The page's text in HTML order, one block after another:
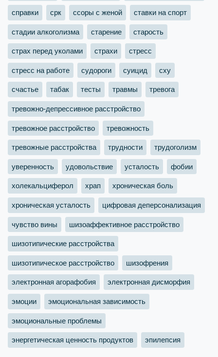
справки срк ссоры с женой ставки на спорт
стадии алкоголизма старение старость
страх перед уколами страхи стресс
стресс на работе судороги суицид сху
счастье табак тесты травмы тревога
тревожно-депрессивное расстройство
тревожное расстройство тревожность
тревожные расстройства трудности трудоголизм
уверенность удовольствие усталость фобии
холекальциферол храп хроническая боль
хроническая усталость цифровая деперсонализация
чувство вины шизоаффективное расстройство
шизотипические расстройства
шизотипическое расстройство шизофрения
электронная агорафобия электронная дисморфия
эмоции эмоциональная зависимость
эмоциональные проблемы
энергетическая ценность продуктов эпилепсия